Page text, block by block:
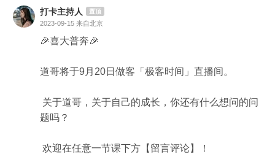
打卡主持人 置顶
2023-09-15 来自北京
🎉喜大普奔🎉
道哥将于9月20日做客「极客时间」直播间。
关于道哥，关于自己的成长，你还有什么想问的问
题吗？
欢迎在任意一节课下方【留言评论】！